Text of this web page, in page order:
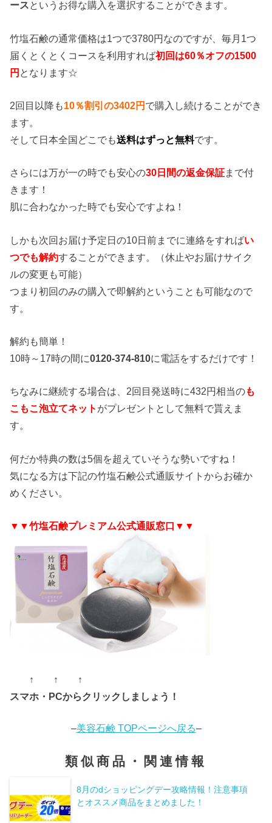
ースというお得な購入を選択することができます。
竹塩石鹸の通常価格は1つで3780円なのですが、毎月1つ
届くとくとくコースを利用すれば初回は60％オフの1500
円 となります☆
2回目以降も10％割引の3402円 で購入し続けることができ
ます。
そして日本全国どこでも送料はずっと無料です。
さらには万が一の時でも安心の30日間の返金保証まで付
きます！
肌に合わなかった時でも安心ですよね！
しかも次回お届け予定日の10日前までに連絡をすればい
つでも解約することができます。（休止やお届けサイク
ルの変更も可能）
つまり初回のみの購入で即解約ということも可能なので
す。
解約も簡単！
10時～17時の間に0120-374-810に電話をするだけです！
ちなみに継続する場合は、2回目発送時に432円相当のも
こもこ泡立てネット がプレゼントとして無料で貰えま
す。
何だか特典の数は5個を超えていそうな勢いですね！
気になる方は下記の竹塩石鹸公式通販サイトからお確か
めください。
▼▼竹塩石鹸プレミアム公式通販窓口▼▼
↑ ↑ ↑
スマホ・PCからクリックしましょう！
–美容石鹸 TOPページへ戻る–
類似商品・関連情報
8月のdショッピングデー攻略情報！注意事項
とオススメ商品をまとめました！